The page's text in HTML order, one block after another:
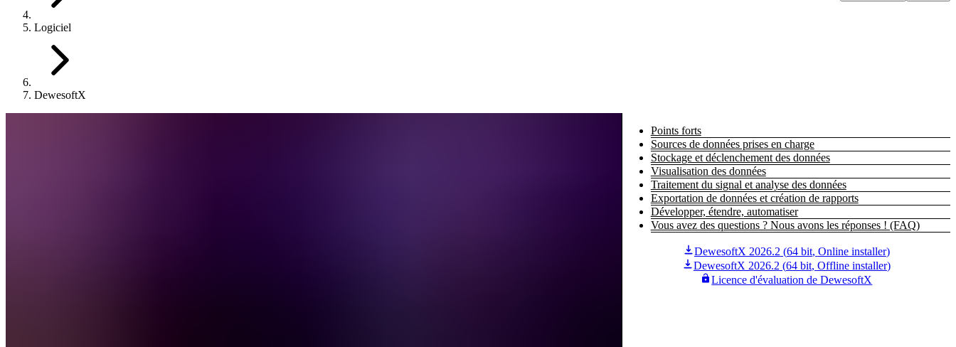
Logiciel
DewesoftX
Points forts
Sources de données prises en charge
Stockage et déclenchement des données
Visualisation des données
Traitement du signal et analyse des données
Exportation de données et création de rapports
Développer, étendre, automatiser
Vous avez des questions ? Nous avons les réponses ! (FAQ)
DewesoftX 2026.2 (64 bit, Online installer)
DewesoftX 2026.2 (64 bit, Offline installer)
Licence d'évaluation de DewesoftX